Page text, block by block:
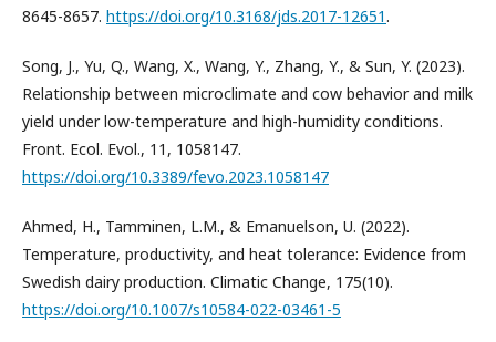
8645-8657. https://doi.org/10.3168/jds.2017-12651.
Song, J., Yu, Q., Wang, X., Wang, Y., Zhang, Y., & Sun, Y. (2023).
Relationship between microclimate and cow behavior and milk
yield under low-temperature and high-humidity conditions.
Front. Ecol. Evol., 11, 1058147.
https://doi.org/10.3389/fevo.2023.1058147
Ahmed, H., Tamminen, L.M., & Emanuelson, U. (2022).
Temperature, productivity, and heat tolerance: Evidence from
Swedish dairy production. Climatic Change, 175(10).
https://doi.org/10.1007/s10584-022-03461-5